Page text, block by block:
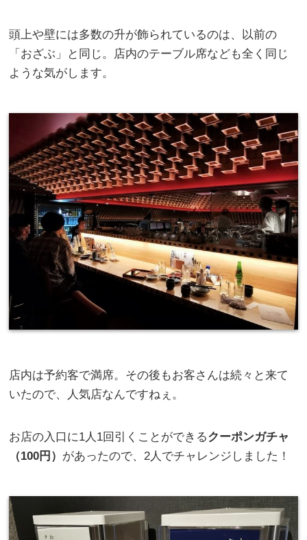
頭上や壁には多数の升が飾られているのは、以前の
「おざぶ」と同じ。店内のテーブル席なども全く同じ
ような気がします。
店内は予約客で満席。その後もお客さんは続々と来て
いたので、人気店なんですねぇ。
お店の入口に1人1回引くことができるクーポンガチャ
（100円） があったので、2人でチャレンジしました！